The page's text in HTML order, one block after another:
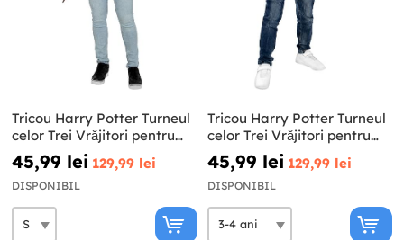
Tricou Harry Potter Turneul
celor Trei Vrăjitori pentru
adulți Harry Potter
45,99 lei 129,99 lei
DISPONIBIL
Tricou Harry Potter Turneul
celor Trei Vrăjitori pentru
băieți Harry Potter
45,99 lei 129,99 lei
DISPONIBIL